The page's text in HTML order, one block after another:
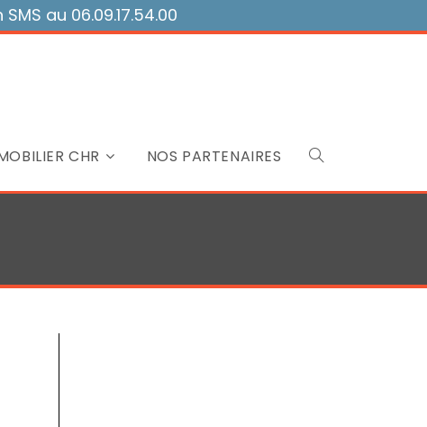
au 06.09.17.54.00
CHR NOS PARTENAIRES Toggle
search